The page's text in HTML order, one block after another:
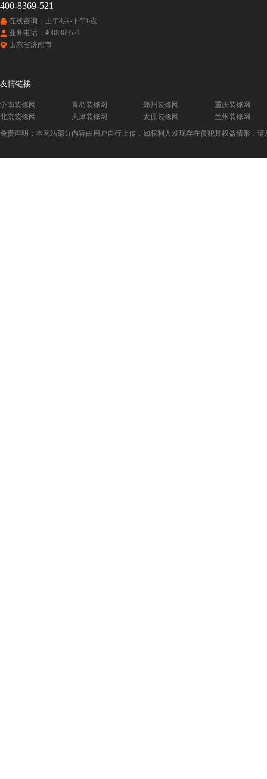
400-8369-521
在线咨询：上午8点-下午6点
业务电话：4008369521
山东省济南市
友情链接
济南装修网 青岛装修网 郑州装修网
重庆装修网
北京装修网
天津装修网 太原装修网
兰州装修网
免责声明：本网站部分内容由用户自行上传，如权利人发现存在侵犯其权益情形，